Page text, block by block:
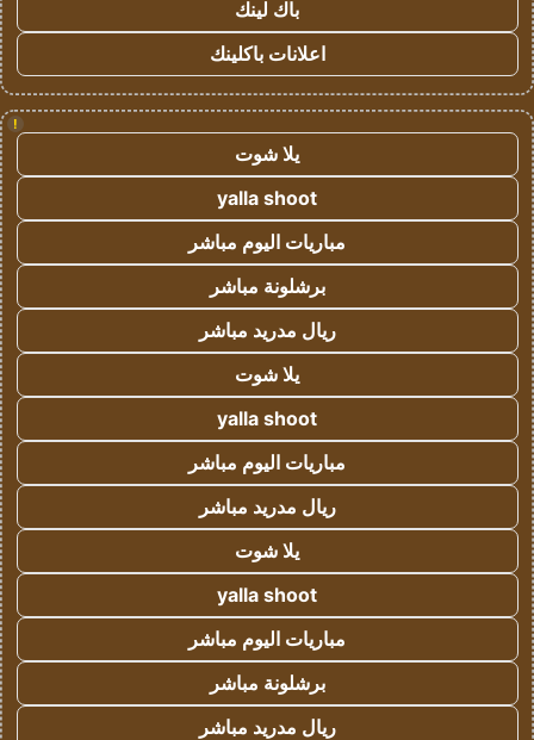
باك لينك
اعلانات باكلينك
!
يلا شوت
yalla shoot
مباريات اليوم مباشر
برشلونة مباشر
ريال مدريد مباشر
يلا شوت
yalla shoot
مباريات اليوم مباشر
ريال مدريد مباشر
يلا شوت
yalla shoot
مباريات اليوم مباشر
برشلونة مباشر
ريال مدريد مباشر